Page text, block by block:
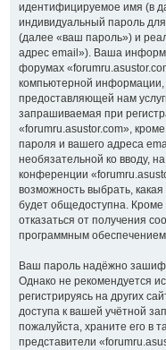
идентифицируемое имя (в
индивидуальный пароль
(далее «ваш пароль») и
адрес email»). Ваша
форумах
компьютерной
предоставляющей нам
запрашиваемая при
«forumru.asustor.com»,
пароля и вашего адреса
необязательной ко вводу,
конференции
возможность выбрать,
будет общедоступна. Кроме
отказаться от получения
программным
Ваш пароль надёжно
Однако не рекомендуется
регистрируясь на других
доступа к вашей учётной
пожалуйста, храните его в
представители